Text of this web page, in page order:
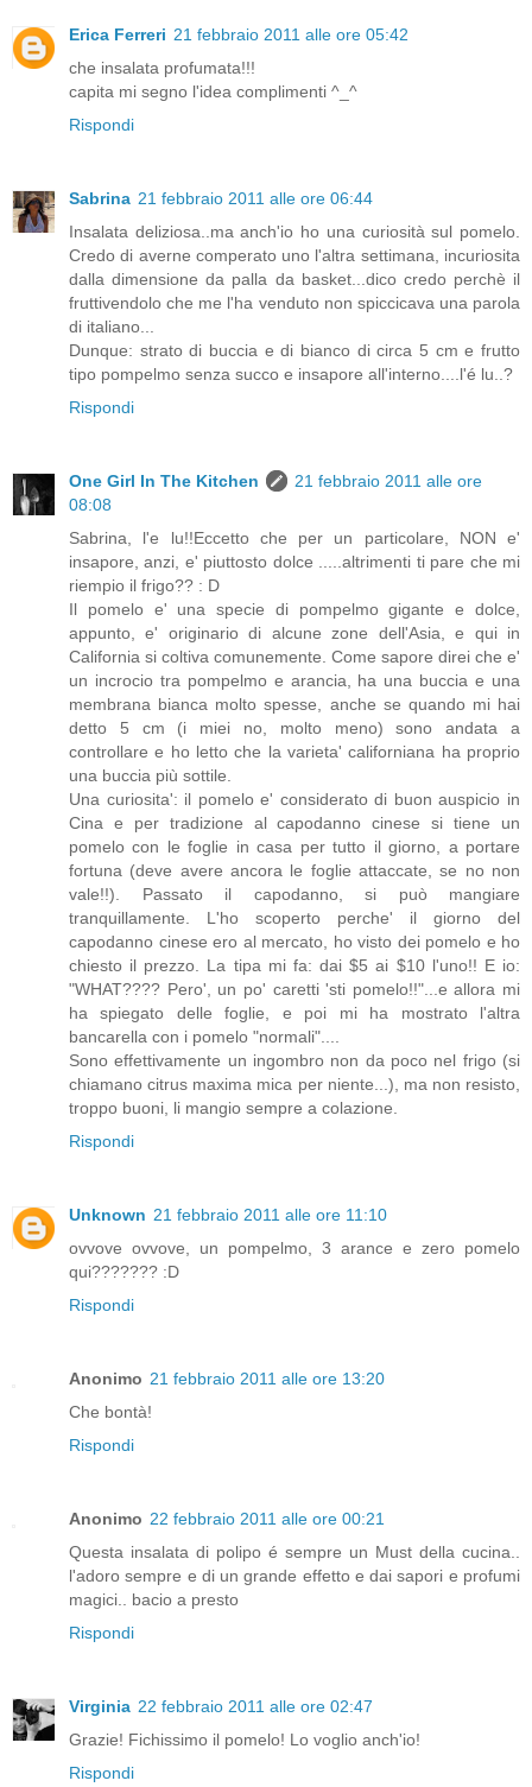
Erica Ferreri 21 febbraio 2011 alle ore 05:42
che insalata profumata!!!
capita mi segno l'idea complimenti ^_^
Rispondi
Sabrina 21 febbraio 2011 alle ore 06:44
Insalata deliziosa..ma anch'io ho una curiosità sul pomelo.
Credo di averne comperato uno l'altra settimana, incuriosita
dalla dimensione da palla da basket...dico credo perchè il
fruttivendolo che me l'ha venduto non spiccicava una parola
di italiano...
Dunque: strato di buccia e di bianco di circa 5 cm e frutto
tipo pompelmo senza succo e insapore all'interno....l'é lu..?
Rispondi
One Girl In The Kitchen
21 febbraio 2011 alle ore
08:08
Sabrina, l'e lu!!Eccetto che per un particolare, NON e'
insapore, anzi, e' piuttosto dolce .....altrimenti ti pare che mi
riempio il frigo?? : D
Il pomelo e' una specie di pompelmo gigante e dolce,
appunto, e' originario di alcune zone dell'Asia, e qui in
California si coltiva comunemente. Come sapore direi che e'
un incrocio tra pompelmo e arancia, ha una buccia e una
membrana bianca molto spesse, anche se quando mi hai
detto 5 cm (i miei no, molto meno) sono andata a
controllare e ho letto che la varieta' californiana ha proprio
una buccia più sottile.
Una curiosita': il pomelo e' considerato di buon auspicio in
Cina e per tradizione al capodanno cinese si tiene un
pomelo con le foglie in casa per tutto il giorno, a portare
fortuna (deve avere ancora le foglie attaccate, se no non
vale!!). Passato il capodanno, si può mangiare
tranquillamente. L'ho scoperto perche' il giorno del
capodanno cinese ero al mercato, ho visto dei pomelo e ho
chiesto il prezzo. La tipa mi fa: dai $5 ai $10 l'uno!! E io:
"WHAT???? Pero', un po' caretti 'sti pomelo!!"...e allora mi
ha spiegato delle foglie, e poi mi ha mostrato l'altra
bancarella con i pomelo "normali"....
Sono effettivamente un ingombro non da poco nel frigo (si
chiamano citrus maxima mica per niente...), ma non resisto,
troppo buoni, li mangio sempre a colazione.
Rispondi
Unknown 21 febbraio 2011 alle ore 11:10
ovvove ovvove, un pompelmo, 3 arance e zero pomelo
qui??????? :D
Rispondi
Anonimo 21 febbraio 2011 alle ore 13:20
Che bontà!
Rispondi
Anonimo 22 febbraio 2011 alle ore 00:21
Questa insalata di polipo é sempre un Must della cucina..
l'adoro sempre e di un grande effetto e dai sapori e profumi
magici.. bacio a presto
Rispondi
Virginia 22 febbraio 2011 alle ore 02:47
Grazie! Fichissimo il pomelo! Lo voglio anch'io!
Rispondi